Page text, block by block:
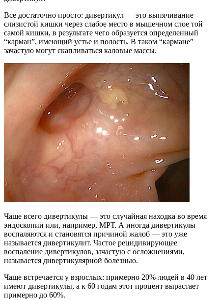
Все достаточно просто: дивертикул — это выпячивание
слизистой кишки через слабое место в мышечном слое той
самой кишки, в результате чего образуется определенный
“карман”, имеющий устье и полость. В таком “кармане”
зачастую могут скапливаться каловые массы.
Чаще всего дивертикулы — это случайная находка во время
эндоскопии или, например, МРТ. А иногда дивертикулы
воспаляются и становятся причиной жалоб — это уже
называется дивертикулит. Частое рецидивирующее
воспаление дивертикулов, зачастую с осложнениями,
называется дивертикулярной болезнью.
Чаще встречается у взрослых: примерно 20% людей в 40 лет
имеют дивертикулы, а к 60 годам этот процент вырастает
примерно до 60%.